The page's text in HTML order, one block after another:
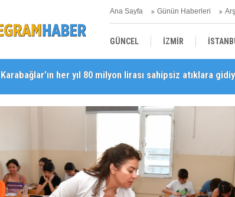
Ana Sayfa Günün Haberleri
GÜNCEL İZMİR
YEREL SAĞLIK
Karabağlar’ın her yıl 80 milyon lirası sahipsiz atıklara
Başkan Eşki’den Çamdibi’nde esnaf turu